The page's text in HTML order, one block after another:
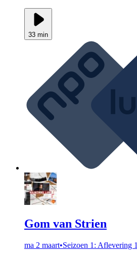
33 min
Gom van Strien
ma 2 maart•Seizoen 1: Aflevering 1